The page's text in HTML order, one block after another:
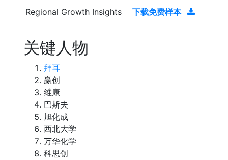
Regional Growth Insights 下载免费样本
关键人物
拜耳
赢创
维康
巴斯夫
旭化成
西北大学
万华化学
科思创